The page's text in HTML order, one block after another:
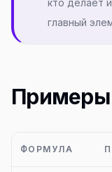
главный
ФОРМУЛА